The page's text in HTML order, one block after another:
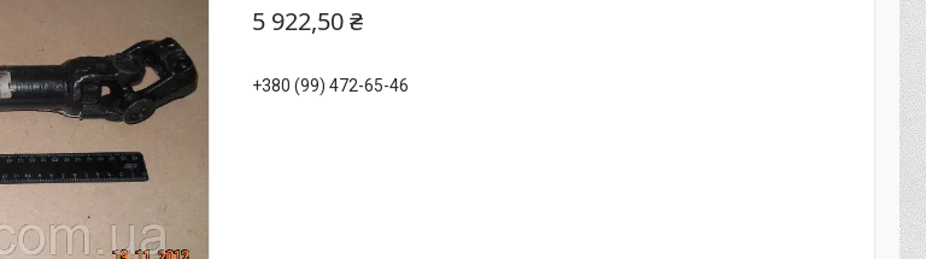
5 922,50 ₴
+380 (99) 472-65-46